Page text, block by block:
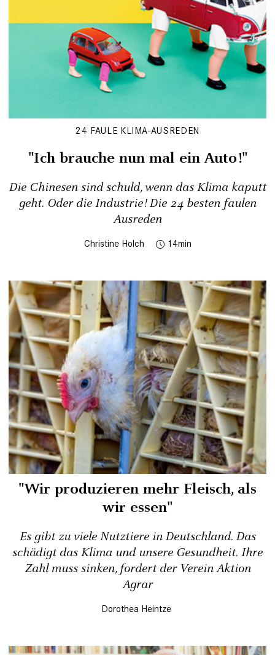
24 FAULE KLIMA-AUSREDEN
"Ich brauche nun mal ein Auto!"
Die Chinesen sind schuld, wenn das Klima kaputt
geht. Oder die Industrie! Die 24 besten faulen
Ausreden
Christine Holch 14
"Wir produzieren mehr Fleisch, als
wir essen"
Es gibt zu viele Nutztiere in Deutschland. Das
schädigt das Klima und unsere Gesundheit. Ihre
Zahl muss sinken, fordert der Verein Aktion
Agrar
Dorothea Heintze